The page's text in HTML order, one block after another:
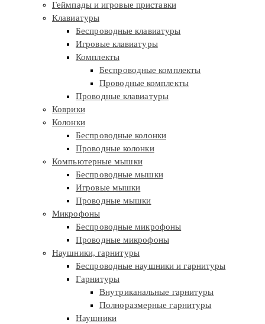
Геймпады и игровые приставки
Клавиатуры
Беспроводные клавиатуры
Игровые клавиатуры
Комплекты
Беспроводные комплекты
Проводные комплекты
Проводные клавиатуры
Коврики
Колонки
Беспроводные колонки
Проводные колонки
Компьютерные мышки
Беспроводные мышки
Игровые мышки
Проводные мышки
Микрофоны
Беспроводные микрофоны
Проводные микрофоны
Наушники, гарнитуры
Беспроводные наушники и гарнитуры
Гарнитуры
Внутриканальные гарнитуры
Полноразмерные гарнитуры
Наушники